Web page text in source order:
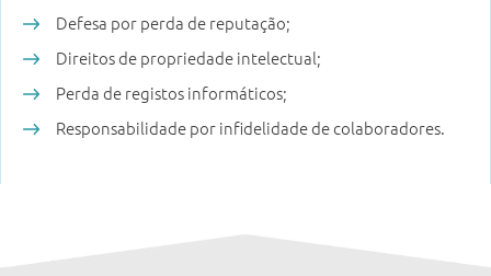
Defesa por perda de reputação;
Direitos de propriedade intelectual;
Perda de registos informáticos;
Responsabilidade por infidelidade de colaboradores.